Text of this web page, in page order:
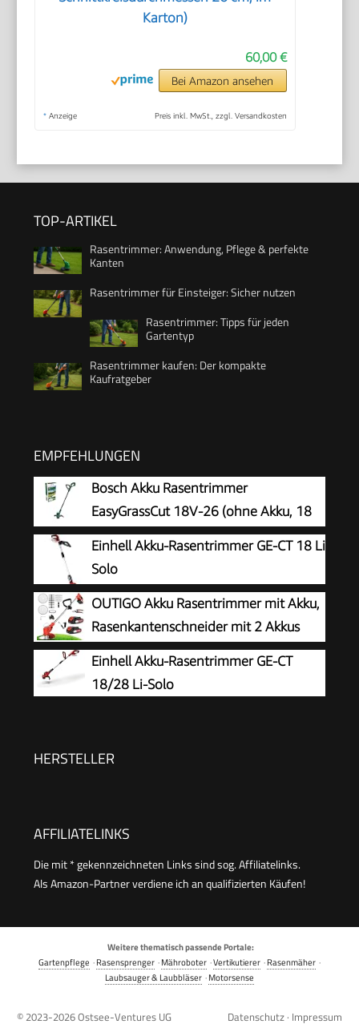
Karton)
60,00 €
Bei Amazon ansehen
* Anzeige Preis inkl. MwSt., zzgl. Versandkosten
TOP-ARTIKEL
Rasentrimmer: Anwendung, Pflege & perfekte
Kanten
Rasentrimmer für Einsteiger: Sicher nutzen
Rasentrimmer: Tipps für jeden
Gartentyp
Rasentrimmer kaufen: Der kompakte
Kaufratgeber
EMPFEHLUNGEN
Bosch Akku Rasentrimmer
EasyGrassCut 18V-26 (ohne Akku, 18
Volt System, Schnittkreisdurchmesser:
26 cm, im Karton)
Einhell Akku-Rasentrimmer GE-CT 18 Li
Solo
OUTIGO Akku Rasentrimmer mit Akku,
Rasenkantenschneider mit 2 Akkus
21V und 4 Messertypen+1
Gartenschere, Verstellbarer Teleskop-
Führungsholm Desbrozadoraeléctrico
Einhell Akku-Rasentrimmer GE-CT
18/28 Li-Solo
HERSTELLER
AFFILIATELINKS
Die mit * gekennzeichneten Links sind sog. Affiliatelinks.
Als Amazon-Partner verdiene ich an qualifizierten Käufen!
Weitere thematisch passende Portale:
Gartenpflege ·Rasensprenger ·Mähroboter ·Vertikutierer ·Rasenmäher ·
Laubsauger & Laubbläser ·Motorsense
© 2023-2026Ostsee-Ventures UG Datenschutz · Impressum